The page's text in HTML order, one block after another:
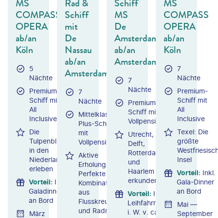
MS
COMPASS
OPERA
ab/an
Köln
5
Nächte
Premium-
Schiff mit
All
Inclusive
Die
Tulpenblüte
in den
Niederlanden
erleben
Vorteil: Inkl.
Galadinner
an Bord
März
Rad &
Schiff
mit
De
Nassau
ab/an
Amsterdam
7
Nächte
Mittelklasse-
Plus-Schiff
mit
Vollpension
Aktive
Erholung:
Perfekte
Kombination
aus
Flusskreuzfahrt
und Radreise
Schiff
MS
De
Amsterdam
ab/an
Amsterdam
7
Nächte
Premium-
Schiff mit
Vollpension
Utrecht,
Delft,
Rotterdam
und
Haarlem
erkunden
Vorteil: Inkl.
Leihfahrrad
i. W. v. ca.
MS
COMPASS
OPERA
ab/an
Köln
7
Nächte
Premium-
Schiff mit
All
Inclusive
Texel: Die
größte
Insel
Vorteil: Inkl.
Gala-Dinner
an Bord
Mai —
September